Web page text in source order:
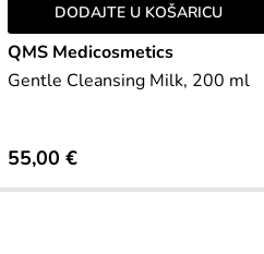
DODAJTE U KOŠARICU
QMS Medicosmetics
Gentle Cleansing Milk, 200 ml
55,00 €